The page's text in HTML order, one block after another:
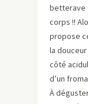
betterave
corps !!
propose
la
côté
d’un
À